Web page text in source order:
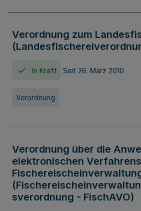
Verordnung zum
In Kraft Seit 26. März 2010
Verordnung
Verordnung über die
elektronischen
sverordnung - FischAVO)